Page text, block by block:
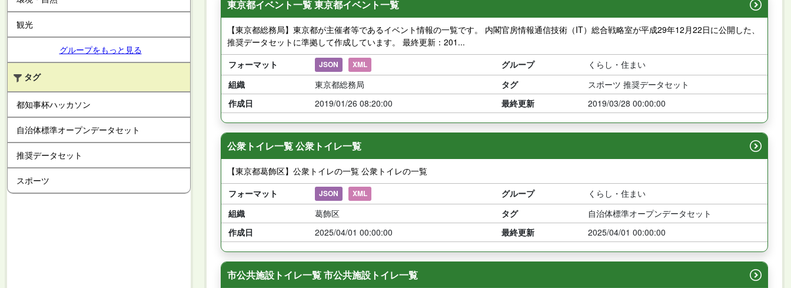
観光
グループをもっと見る
タグ
都知事杯ハッカソン
自治体標準オープンデータセット
推奨データセット
スポーツ
東京都イベント一覧 東京都イベント一覧
【東京都総務局】東京都が主催者等であるイベント情報の一覧です。 内閣官房情報通信技術（IT）総合戦略室が平成29年12月22日に公開した、
推奨データセットに準拠して作成しています。 最終更新：201...
フォーマット
JSON XML グループ
くらし・住まい
組織
東京都総務局 タグ
スポーツ 推奨データセット
作成日
2019/01/26 08:20:00 最終更新 2019/03/28 00:00:00
公衆トイレ一覧 公衆トイレ一覧
【東京都葛飾区】公衆トイレの一覧 公衆トイレの一覧
フォーマット
JSON XML グループ
くらし・住まい
組織
葛飾区 タグ
自治体標準オープンデータセット
作成日
2025/04/01 00:00:00 最終更新 2025/04/01 00:00:00
市公共施設トイレ一覧 市公共施設トイレ一覧